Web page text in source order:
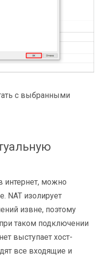
с выбранными
интернет, можно
NAT изолирует
извне, поэтому
таком подключении
выступает хост-
все входящие и